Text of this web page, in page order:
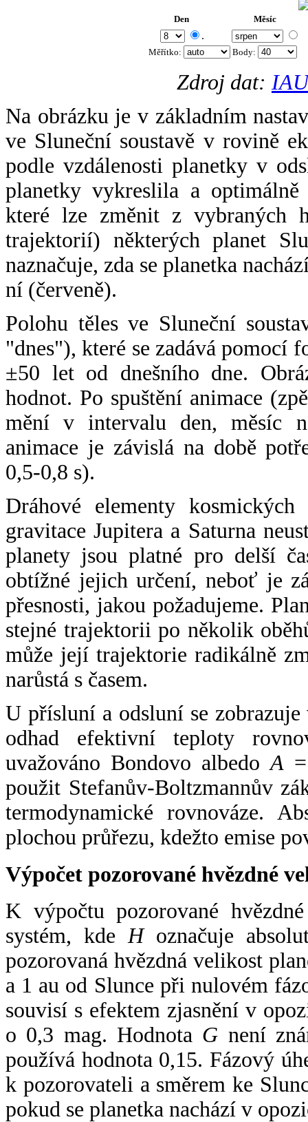
Den Měsíc
.
Měřítko: Body:
Zdroj dat:
Na obrázku je v základním
ve Sluneční soustavě v rovině
podle vzdálenosti planetky v
planetky vykreslila a
které lze změnit z vybraných
trajektorií) některých planet
naznačuje, zda se planetka
ní (červeně).
Polohu těles ve Sluneční
"dnes"), které se zadává pomocí
±50 let od dnešního dne.
hodnot. Po spuštění animace
mění v intervalu den, měsíc
animace je závislá na době
0,5-0,8 s).
Dráhové elementy
gravitace Jupitera a Saturna
planety jsou platné pro delší
obtížné jejich určení, neboť je
přesnosti, jakou požadujeme.
stejné trajektorii po několik
může její trajektorie radikálně
narůstá s časem.
U přísluní a odsluní se
odhad efektivní teploty
uvažováno Bondovo albedoA
použit Stefanův-Boltzmannův
termodynamické rovnováze.
plochou průřezu, kdežto emise
Výpočet pozorované hvězdné
K výpočtu pozorované
systém, kde Hoznačuje
pozorovaná hvězdná velikost
a 1 au od Slunce při nulovém
souvisí s efektem zjasnění v
o 0,3 mag. Hodnota G není
používá hodnota 0,15. Fázový
k pozorovateli a směrem ke
pokud se planetka nachází v